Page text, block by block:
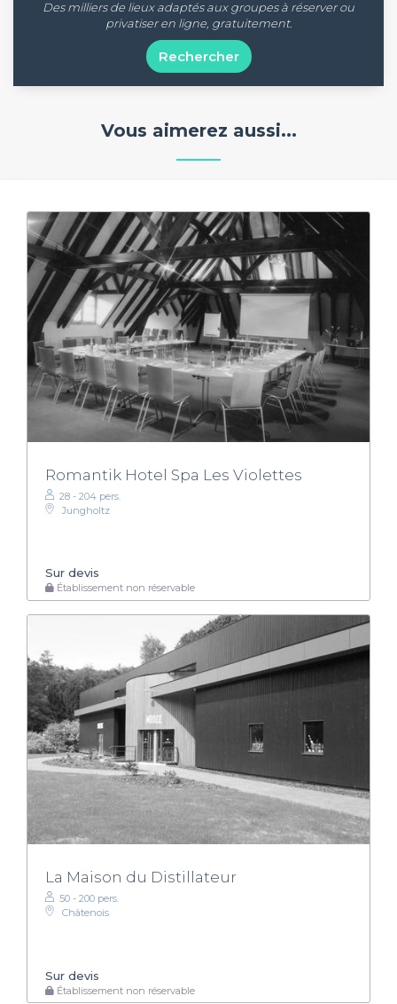
Des milliers de lieux adaptés aux groupes à réserver ou
privatiser en ligne, gratuitement.
Rechercher
Vous aimerez aussi...
Romantik Hotel Spa Les Violettes
28 - 204 pers.
Jungholtz
Sur devis
Établissement non réservable
La Maison du Distillateur
50 - 200 pers.
Châtenois
Sur devis
Établissement non réservable